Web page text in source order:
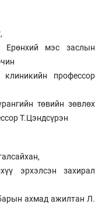
Ерөнхий мэс заслын
профессор
төвийн зөвлөх
Т.Цэндсүрэн
эрхэлсэн захирал
ахмад ажилтан Л.